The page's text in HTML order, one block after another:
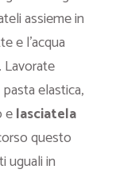
assieme in
e l’acqua
elastica,
elasciatela
questo
uguali in